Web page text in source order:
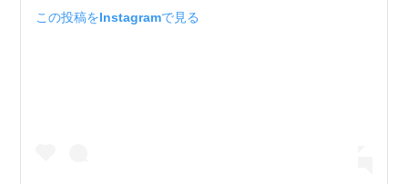
この投稿をInstagramで見る